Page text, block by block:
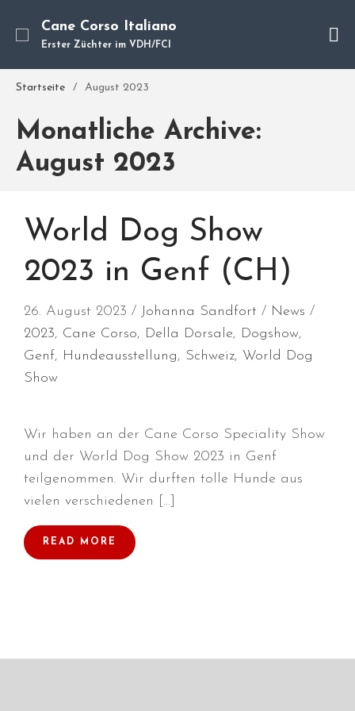
Würfe
Hundevermittlung
Blog
Durchmarsch und Urlaubsgefühle
in Hallbergmoos (D)!
Voller Erfolg in Arnhem (NL)!
Cane Corso Italiano
Erster Züchter im VDH/FCI
Startseite / August 2023
Monatliche Archive:
August 2023
World Dog Show
2023 in Genf (CH)
26. August 2023 Johanna Sandfort
News
2023, Cane Corso, Della Dorsale, Dogshow,
Genf, Hundeausstellung, Schweiz, World Dog
Show
Wir haben an der Cane Corso Speciality Show
und der World Dog Show 2023 in Genf
teilgenommen. Wir durften tolle Hunde aus
vielen verschiedenen […]
READ MORE